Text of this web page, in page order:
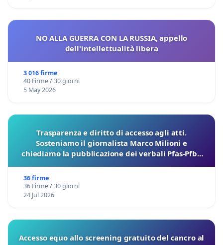
NO ALLA GUERRA CON LA RUSSIA, appello
dell'intellettualità libera
3 016 firme
40 Firme / 30 giorni
5 May 2026
Trasparenza e diritto di accesso agli atti.
Sosteniamo il giornalista Marco Milioni e
chiediamo la pubblicazione dei verbali Pfas-Pfba
36 firme
36 Firme / 30 giorni
24 Jul 2026
Accesso equo allo screening gratuito del cancro al